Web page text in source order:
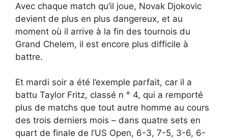
Avec chaque match qu’il joue, Novak Djokovic
devient de plus en plus dangereux, et au
moment où il arrive à la fin des tournois du
Grand Chelem, il est encore plus difficile à
battre.
Et mardi soir a été l’exemple parfait, car il a
battu Taylor Fritz, classé n ° 4, qui a remporté
plus de matchs que tout autre homme au cours
des trois derniers mois – dans quatre sets en
quart de finale de l’US Open, 6-3, 7-5, 3-6, 6-